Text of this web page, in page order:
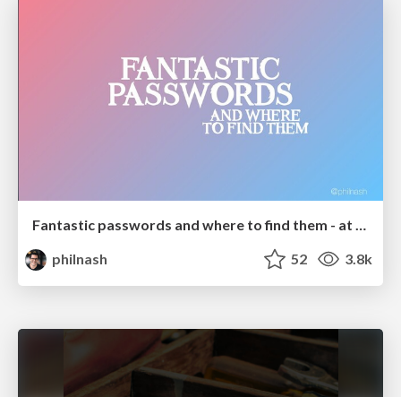
Fantastic passwords and where to find them - at NoRuKo
philnash
52 3.8k